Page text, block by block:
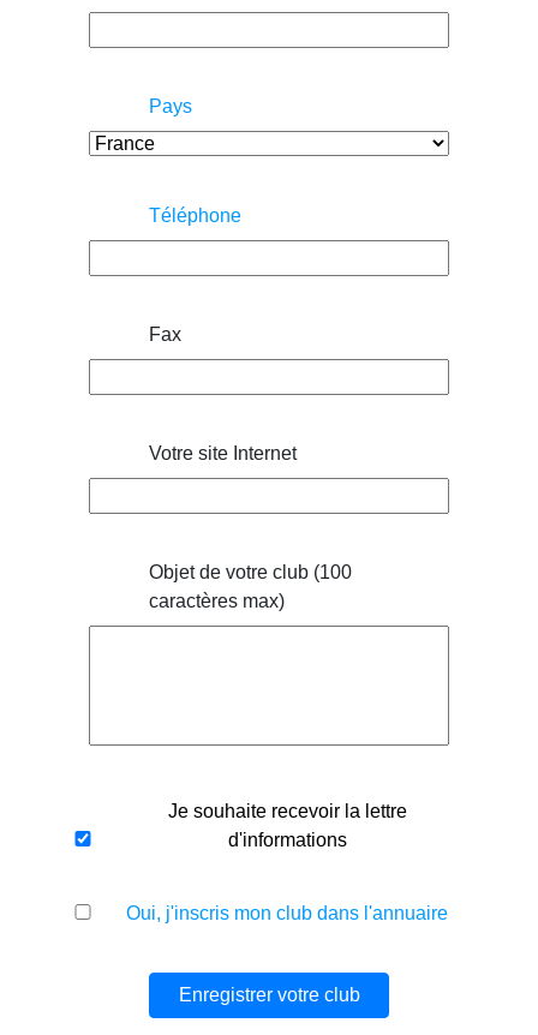
Pays
Téléphone
Fax
Votre site Internet
Objet de votre club (100
caractères max)
Je souhaite recevoir la lettre
d'informations
Oui, j'inscris mon club dans l'annuaire